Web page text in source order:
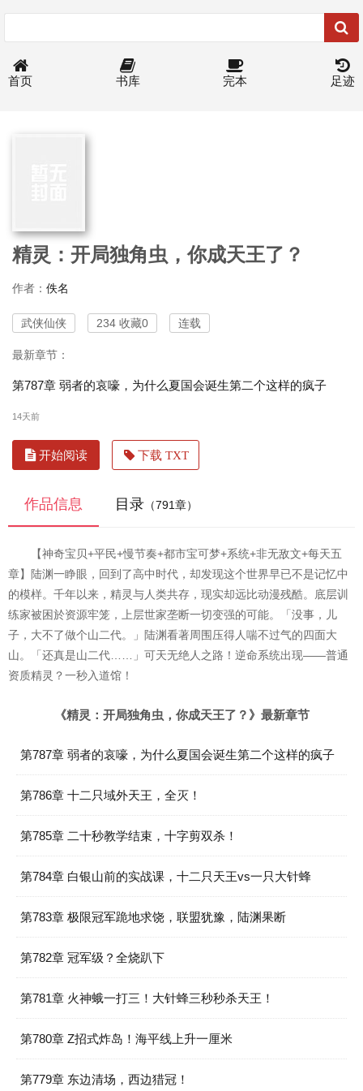
首页 书库 完本 足迹
精灵：开局独角虫，你成天王了？
作者： 佚名
武侠仙侠 234 收藏0 连载
最新章节：
第787章 弱者的哀嚎，为什么夏国会诞生第二个这样的疯子
14天前
开始阅读 下载 TXT
作品信息 目录 （791章）
【神奇宝贝+平民+慢节奏+都市宝可梦+系统+非无敌文+每天五
章】陆渊一睁眼，回到了高中时代，却发现这个世界早已不是记忆中
的模样。千年以来，精灵与人类共存，现实却远比动漫残酷。底层训
练家被困於资源牢笼，上层世家垄断一切变强的可能。「没事，儿
子，大不了做个山二代。」陆渊看著周围压得人喘不过气的四面大
山。「还真是山二代……」可天无绝人之路！逆命系统出现——普通
资质精灵？一秒入道馆！
《精灵：开局独角虫，你成天王了？》最新章节
第787章 弱者的哀嚎，为什么夏国会诞生第二个这样的疯子
第786章 十二只域外天王，全灭！
第785章 二十秒教学结束，十字剪双杀！
第784章 白银山前的实战课，十二只天王vs一只大针蜂
第783章 极限冠军跪地求饶，联盟犹豫，陆渊果断
第782章 冠军级？全烧趴下
第781章 火神蛾一打三！大针蜂三秒秒杀天王！
第780章 Z招式炸岛！海平线上升一厘米
第779章 东边清场，西边猎冠！